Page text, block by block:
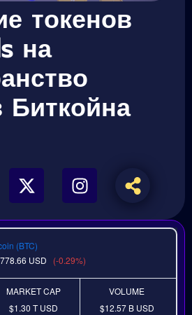
токенов
на
Биткойна
(BTC)
USD (-0.29%)
MARKET CAP
$1.30 TUSD
VOLUME
$12.57 B USD